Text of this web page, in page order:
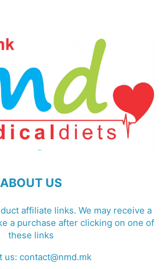
ABOUT US
affiliate links. We may receive a
a purchase after clicking on one of
these links
us: contact@nmd.mk